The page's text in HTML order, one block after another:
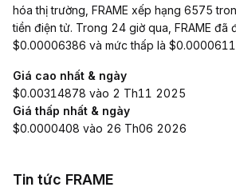
hóa thị trường, FRAME xếp hạng 6575
tiền điện tử. Trong 24 giờ qua, FRAME đã
$0.00006386 và mức thấp là
Giá cao nhất & ngày
$0.00314878 vào 2 Th11 2025
Giá thấp nhất & ngày
$0.0000408 vào 26 Th06 2026
Tin tức FRAME